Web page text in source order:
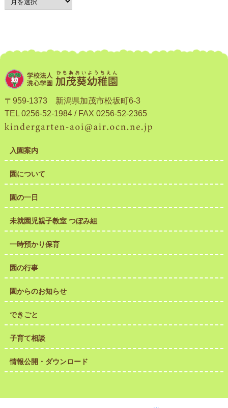
〒959-1373 新潟県加茂市松坂町6-3
TEL 0256-52-1984 / FAX 0256-52-2365
入園案内
園について
園の一日
未就園児親子教室 つぼみ組
一時預かり保育
園の行事
園からのお知らせ
できごと
子育て相談
情報公開・ダウンロード